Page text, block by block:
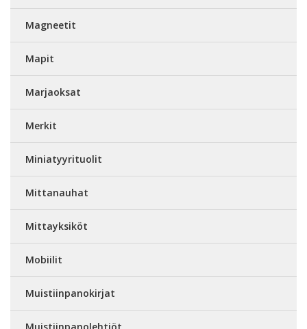
Magneetit
Mapit
Marjaoksat
Merkit
Miniatyyrituolit
Mittanauhat
Mittayksiköt
Mobiilit
Muistiinpanokirjat